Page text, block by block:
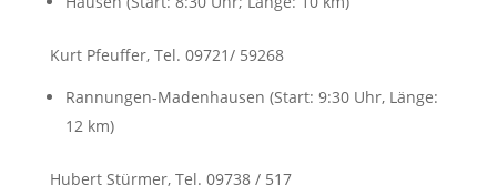
Kurt Pfeuffer, Tel. 09721/ 59268
Rannungen-Madenhausen (Start: 9:30 Uhr, Länge:
12 km)
Hubert Stürmer, Tel. 09738 / 517